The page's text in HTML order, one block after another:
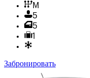
M
5
5
1
Забронировать